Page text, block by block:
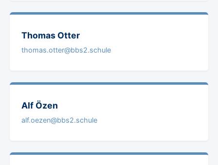
Thomas Otter
thomas.otter@bbs2.schule
Alf Özen
alf.oezen@bbs2.schule